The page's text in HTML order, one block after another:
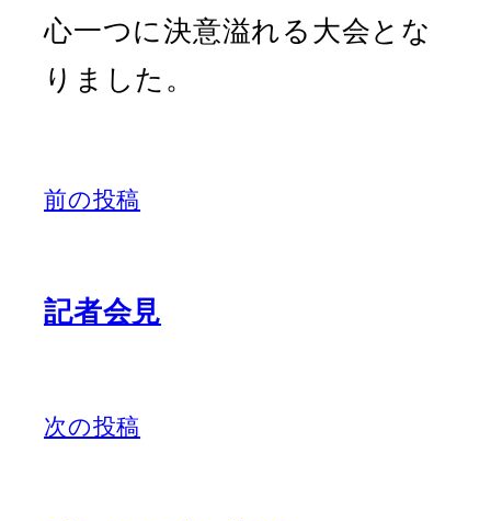
心一つに決意溢れる大会とな
りました。
前の投稿
記者会見
次の投稿